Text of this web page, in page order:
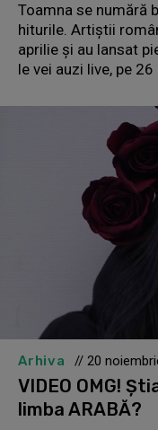
Toamna se numără
hiturile. Artiștii
aprilie și au lansat
le vei auzi live, pe
Arhiva // 20
VIDEO OMG!
limba ARABĂ?